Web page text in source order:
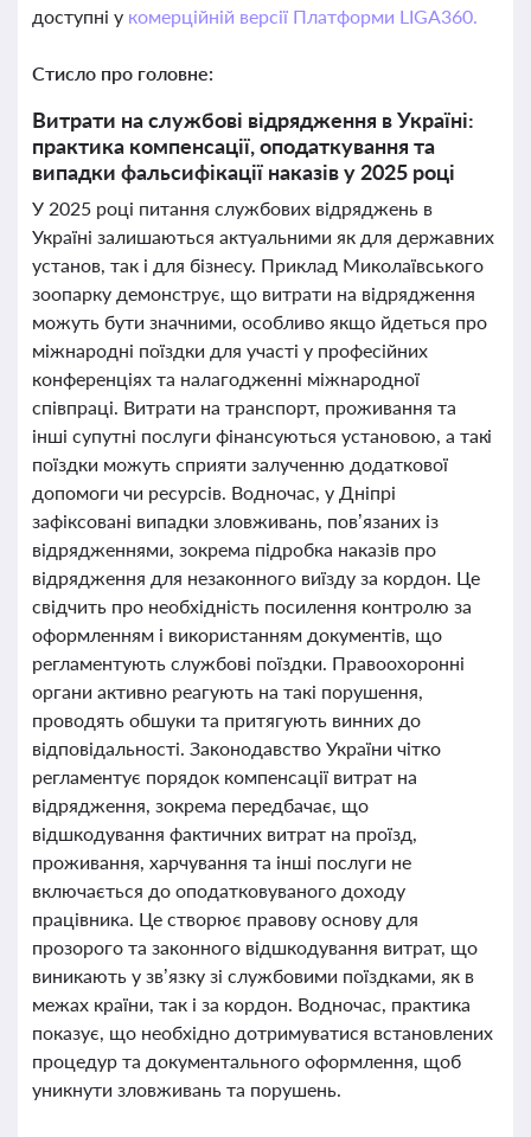
доступні у комерційній версії Платформи LIGA360.
Стисло про головне:
Витрати на службові відрядження в Україні:
практика компенсації, оподаткування та
випадки фальсифікації наказів у 2025 році
У 2025 році питання службових відряджень в
Україні залишаються актуальними як для державних
установ, так і для бізнесу. Приклад Миколаївського
зоопарку демонструє, що витрати на відрядження
можуть бути значними, особливо якщо йдеться про
міжнародні поїздки для участі у професійних
конференціях та налагодженні міжнародної
співпраці. Витрати на транспорт, проживання та
інші супутні послуги фінансуються установою, а такі
поїздки можуть сприяти залученню додаткової
допомоги чи ресурсів. Водночас, у Дніпрі
зафіксовані випадки зловживань, пов’язаних із
відрядженнями, зокрема підробка наказів про
відрядження для незаконного виїзду за кордон. Це
свідчить про необхідність посилення контролю за
оформленням і використанням документів, що
регламентують службові поїздки. Правоохоронні
органи активно реагують на такі порушення,
проводять обшуки та притягують винних до
відповідальності. Законодавство України чітко
регламентує порядок компенсації витрат на
відрядження, зокрема передбачає, що
відшкодування фактичних витрат на проїзд,
проживання, харчування та інші послуги не
включається до оподатковуваного доходу
працівника. Це створює правову основу для
прозорого та законного відшкодування витрат, що
виникають у зв’язку зі службовими поїздками, як в
межах країни, так і за кордон. Водночас, практика
показує, що необхідно дотримуватися встановлених
процедур та документального оформлення, щоб
уникнути зловживань та порушень.